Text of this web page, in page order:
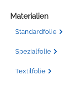
Materialien
Standardfolie
Spezialfolie
Textilfolie